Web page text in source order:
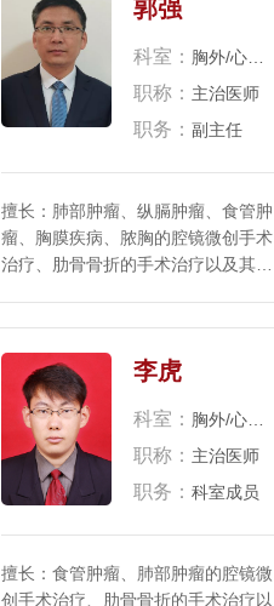
郭强
科室： 胸外/心脏大血管外科
职称： 主治医师
职务：副主任
擅长：肺部肿瘤、纵膈肿瘤、食管肿
瘤、胸膜疾病、脓胸的腔镜微创手术
治疗、肋骨骨折的手术治疗以及其他
李虎
科室： 胸外/心脏大血管外科
职称： 主治医师
职务：科室成员
擅长：食管肿瘤、肺部肿瘤的腔镜微
创手术治疗、肋骨骨折的手术治疗以